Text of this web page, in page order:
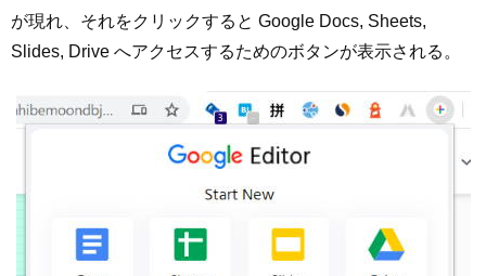
が現れ、それをクリックすると Google Docs, Sheets,
Slides, Drive へアクセスするためのボタンが表示される。